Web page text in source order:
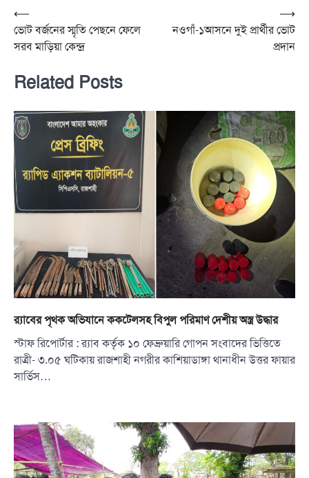
Post
navigation
⟵
ভোট বর্জনের স্মৃতি পেছনে ফেলে
সরব মাড়িয়া কেন্দ্র
নওগাঁ-১আসনে দুই প্রার্থীর ভোট
প্রদান
⟶
Related Posts
র‍্যাবের পৃথক অভিযানে ককটেলসহ বিপুল পরিমাণ দেশীয় অস্ত্র উদ্ধার
স্টাফ রিপোর্টার : র‍্যাব কর্তৃক ১০ ফেব্রুয়ারি গোপন সংবাদের ভিত্তিতে
রাত্রী- ৩.০৫ ঘটিকায় রাজশাহী নগরীর কাশিয়াডাঙ্গা থানাধীন উত্তর ফায়ার
সার্ভিস…